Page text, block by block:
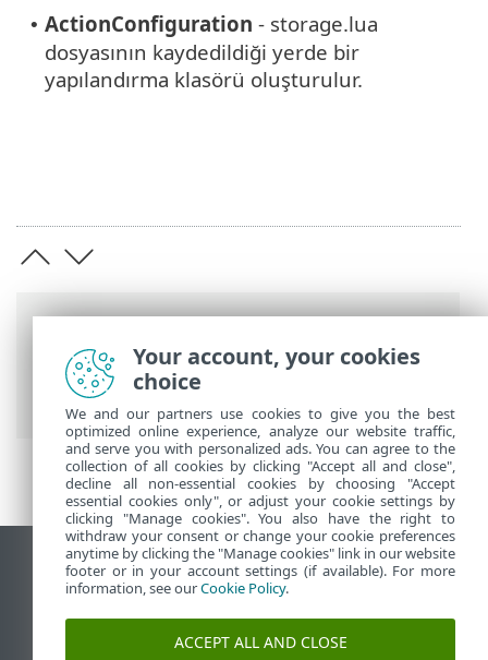
ESET Online Yardım
ESET PROTECT On-
Prem> Sorun giderme > Tanılama Aracı
• ActionConfiguration - storage.lua
dosyasının kaydedildiği yerde bir
yapılandırma klasörü oluşturulur.
Masaüstü sitesini görüntüle
End of Life
ESET Bilgi Bankası
Your account, your cookies
choice
We and our partners use cookies to give you the best
optimized online experience, analyze our website traffic,
and serve you with personalized ads. You can agree to the
collection of all cookies by clicking "Accept all and close",
decline all non-essential cookies by choosing "Accept
essential cookies only", or adjust your cookie settings by
clicking "Manage cookies". You also have the right to
withdraw your consent or change your cookie preferences
anytime by clicking the "Manage cookies" link in our website
footer or in your account settings (if available). For more
information, see ourCookie Policy.
ACCEPT ALL AND CLOSE